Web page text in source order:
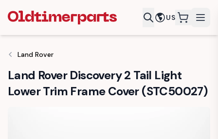
US
Land Rover
Land Rover Discovery 2 Tail Light
Lower Trim Frame Cover (STC50027)